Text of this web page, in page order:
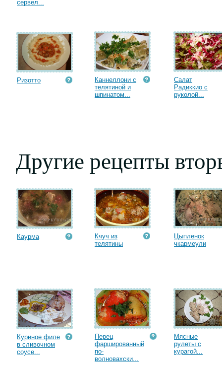
сервел...
Ризотто
Каннеллони с
телятиной и
шпинатом...
Салат
Радиккио с
руколой...
Другие рецепты
Каурма
Кчуч из
телятины
Цыпленок
чкармеули
Куриное филе
в сливочном
соусе...
Перец
фаршированный
по-
волновахски...
Мясные
рулеты с
курагой...